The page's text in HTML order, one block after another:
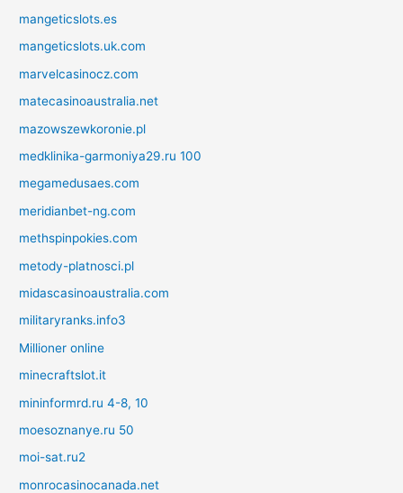
mangeticslots.es
mangeticslots.uk.com
marvelcasinocz.com
matecasinoaustralia.net
mazowszewkoronie.pl
medklinika-garmoniya29.ru 100
megamedusaes.com
meridianbet-ng.com
methspinpokies.com
metody-platnosci.pl
midascasinoaustralia.com
militaryranks.info3
Millioner online
minecraftslot.it
mininformrd.ru 4-8, 10
moesoznanye.ru 50
moi-sat.ru2
monrocasinocanada.net